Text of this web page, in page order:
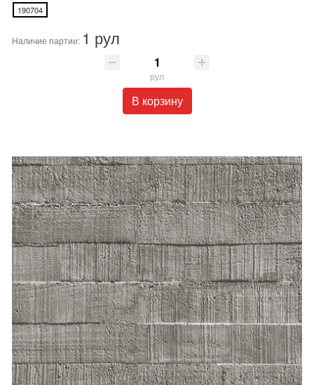
190704
Наличие партии: 1 рул
рул
В корзину